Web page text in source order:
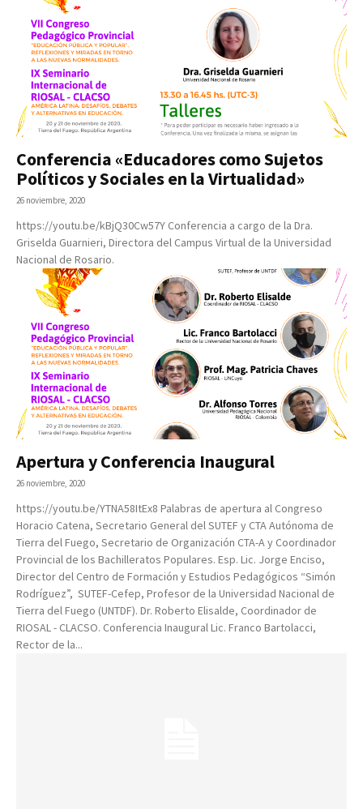
Conferencia «Educadores como Sujetos
Políticos y Sociales en la Virtualidad»
26 noviembre, 2020
https://youtu.be/kBjQ30Cw57Y Conferencia a cargo de la Dra.
Griselda Guarnieri, Directora del Campus Virtual de la Universidad
Nacional de Rosario.
Apertura y Conferencia Inaugural
26 noviembre, 2020
https://youtu.be/YTNA58ItEx8 Palabras de apertura al Congreso
Horacio Catena, Secretario General del SUTEF y CTA Autónoma de
Tierra del Fuego, Secretario de Organización CTA-A y Coordinador
Provincial de los Bachilleratos Populares. Esp. Lic. Jorge Enciso,
Director del Centro de Formación y Estudios Pedagógicos “Simón
Rodríguez”, SUTEF-Cefep, Profesor de la Universidad Nacional de
Tierra del Fuego (UNTDF). Dr. Roberto Elisalde, Coordinador de
RIOSAL - CLACSO. Conferencia Inaugural Lic. Franco Bartolacci,
Rector de la...